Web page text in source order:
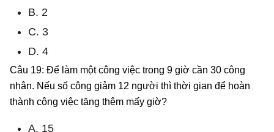
B. 2
C. 3
D. 4
Câu 19: Để làm một công việc trong 9 giờ cần 30 công
nhân. Nếu số công giảm 12 người thì thời gian để hoàn
thành công việc tăng thêm mấy giờ?
A. 15